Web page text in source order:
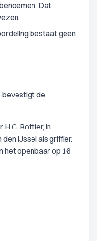
Dat
bestaat geen
bevestigt de
Rottier, in
IJssel als griffier.
het openbaar op 16